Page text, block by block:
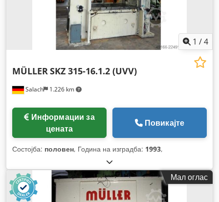
1 /4
Salach 1.226 km
MÜLLERSKZ 315-16.1.2 (UVV)
цената
Повикајте
Состојба: половен, Година на изградба: 1993,
Мал оглас